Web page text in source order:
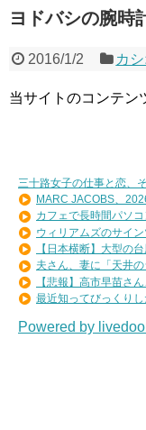
ヨドバシの腕時
2016/1/2 カ
当サイトのコンテン
三十路女子の仕事と恋、
MARC JACOBS、
カフェで長時間パソ
ウィリアムズのサイ
【日本横断】大型の
夫さん、妻に「天井
【悲報】高市早苗さ
最近知ってびっくり
Powered by